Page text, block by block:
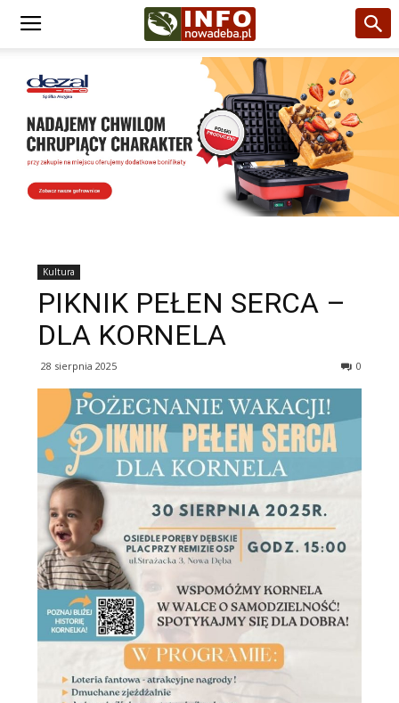
Kultura
PIKNIK PEŁEN SERCA –
DLA KORNELA
28 sierpnia 2025 0